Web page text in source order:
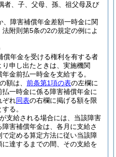
者、子、父母、孫、祖父母及び
、障害補償年金差額一時金に関
附則第5条の2の規定の例によ
償年金を受ける権利を有する者
申し出たときは、実施機関
金前払一時金を支給する。
額は、 前条第1項の表の左欄に
一時金に係る障害補償年金に
ぞれ同表の右欄に掲げる額を限
る。
支給される場合には、当該障害
害補償年金は、各月に支給さ
定める算定方法に従い当該障
達するまでの間、その支給を